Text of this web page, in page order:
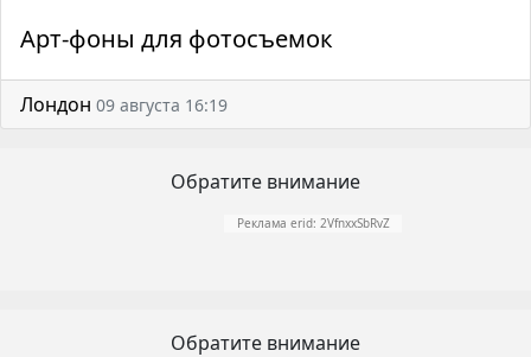
Арт-фоны для фотосъемок
Лондон 09 августа 16:19
Обратите внимание
Реклама erid: 2VfnxxSbRvZ
Обратите внимание